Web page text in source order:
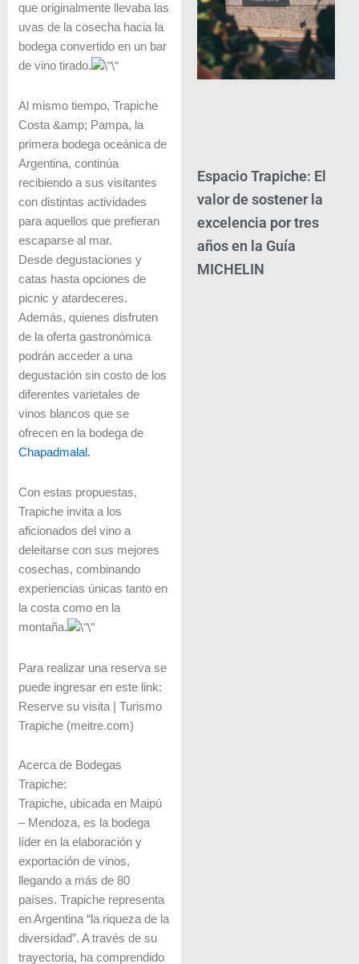
que originalmente llevaba las
uvas de la cosecha hacia la
bodega convertido en un bar
de vino tirado.
Al mismo tiempo, Trapiche
Costa &amp; Pampa, la
primera bodega oceánica de
Argentina, continúa
recibiendo a sus visitantes
con distintas actividades
para aquellos que prefieran
escaparse al mar.
Desde degustaciones y
catas hasta opciones de
picnic y atardeceres.
Además, quienes disfruten
de la oferta gastronómica
podrán acceder a una
degustación sin costo de los
diferentes varietales de
vinos blancos que se
ofrecen en la bodega de
Chapadmalal.
Con estas propuestas,
Trapiche invita a los
aficionados del vino a
deleitarse con sus mejores
cosechas, combinando
experiencias únicas tanto en
la costa como en la
montaña.
Para realizar una reserva se
puede ingresar en este link:
Reserve su visita | Turismo
Trapiche (meitre.com)
Acerca de Bodegas
Trapiche:
Trapiche, ubicada en Maipú
– Mendoza, es la bodega
líder en la elaboración y
exportación de vinos,
llegando a más de 80
países. Trapiche representa
en Argentina “la riqueza de la
diversidad”. A través de su
trayectoria, ha comprendido
Espacio Trapiche: El
valor de sostener la
excelencia por tres
años en la Guía
MICHELIN